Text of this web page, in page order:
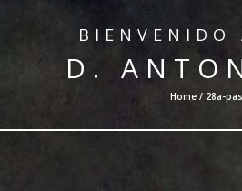
BIENVENIDO
D.
Home / 28a-